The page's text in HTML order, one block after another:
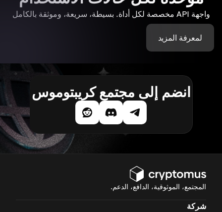
واجهة API مخصصة لكل أداة. بسيطة، سريعة، وموثقة بالكامل
لمعرفة المزيد
انضم إلى مجتمع كريبتوموس
المجتمع، الموثوقية، الدافع، الدعم.
شركة